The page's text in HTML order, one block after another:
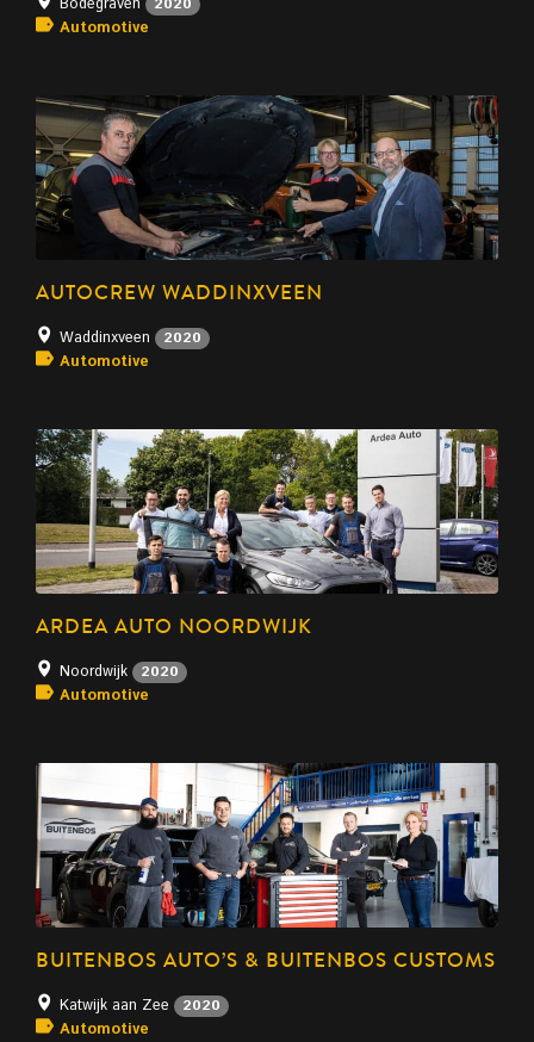
2020
Automotive
AUTOCREW WADDINXVEEN
Waddinxveen 2020
Automotive
ARDEA AUTO NOORDWIJK
Noordwijk 2020
Automotive
BUITENBOS AUTO’S & BUITENBOS CUSTOMS
Katwijk aan Zee 2020
Automotive